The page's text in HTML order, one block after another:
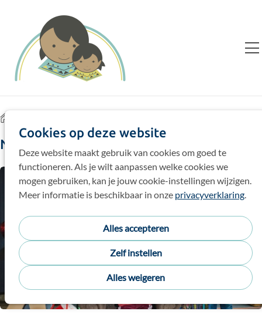
Cookies op deze website
Deze website maakt gebruik van cookies om goed te
functioneren. Als je wilt aanpassen welke cookies we
mogen gebruiken, kan je jouw cookie-instellingen wijzigen.
Meer informatie is beschikbaar in onze privacyverklaring.
Alles accepteren
Zelf instellen
Alles weigeren
Nieuws en verhalen